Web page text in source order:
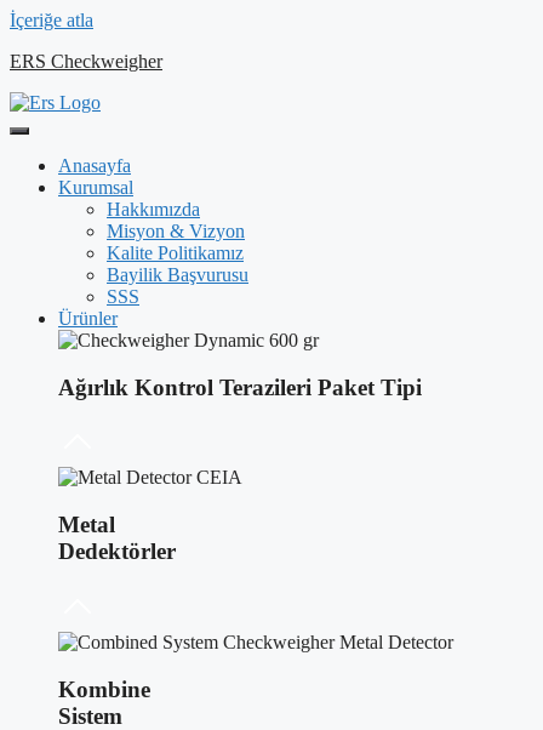
İçeriğe atla
ERS Checkweigher
Anasayfa
Kurumsal
Hakkımızda
Misyon & Vizyon
Kalite Politikamız
Bayilik Başvurusu
SSS
Ürünler
Ağırlık Kontrol Terazileri Paket Tipi
Metal
Dedektörler
Kombine
Sistem